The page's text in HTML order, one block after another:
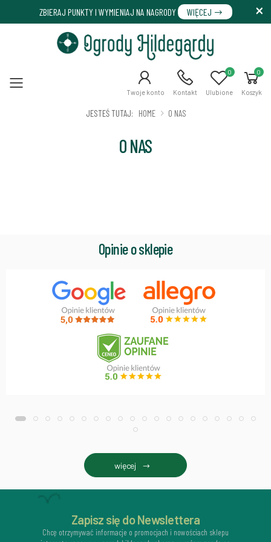
ZBIERAJ PUNKTY I WYMIENIAJ NA NAGRODY WIĘCEJ
Menu Twoje konto Kontakt Ulubione
0 0
Koszyk
JESTEŚ TUTAJ: HOME O NAS
O NAS
Opinie o sklepie
więcej
Zapisz się do Newslettera
Chcę otrzymywać informacje o promocjach i nowościach sklepu